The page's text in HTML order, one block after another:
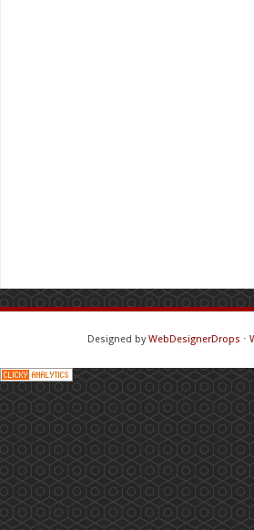
Designed byWebDesignerDrops ⋅